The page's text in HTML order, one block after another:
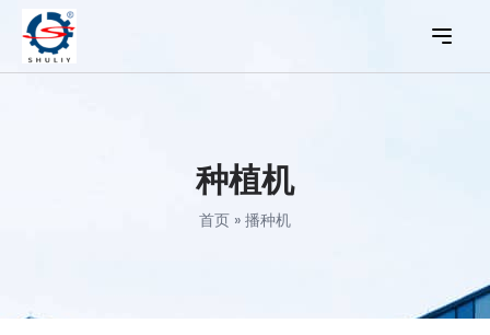
种植机
首页 » 播种机